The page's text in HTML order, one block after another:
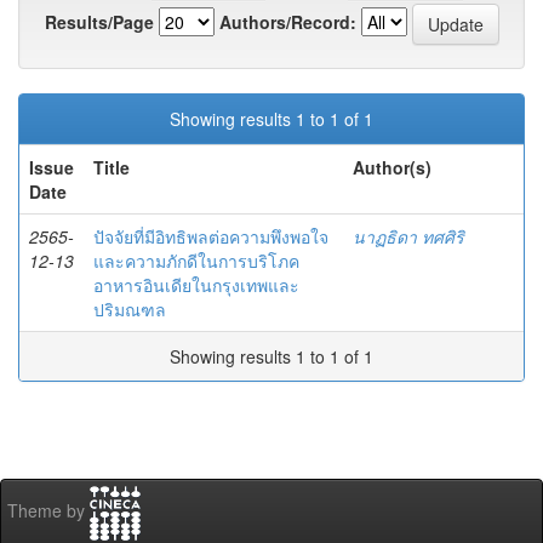
Results/Page
Authors/Record:
Showing results 1 to 1 of 1
Issue
Date
Title Author(s)
2565-
12-13
ปัจจัยที่มีอิทธิพลต่อความพึงพอใจ
และความภักดีในการบริโภค
อาหารอินเดียในกรุงเทพและ
ปริมณฑล
นาฏธิดา ทศศิริ
Showing results 1 to 1 of 1
Theme by